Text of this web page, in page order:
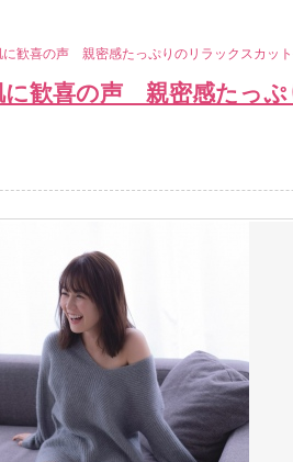
歓喜の声 親密感たっぷりのリラックスカッ
に歓喜の声 親密感たっぷ